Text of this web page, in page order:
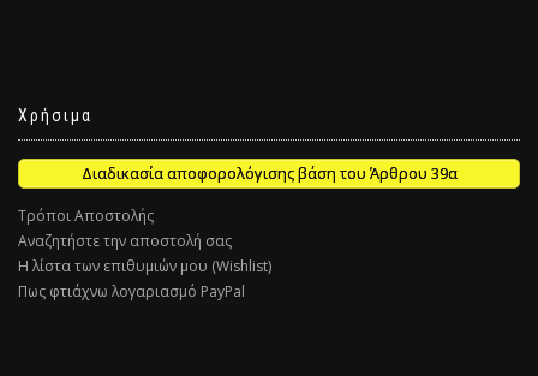
Χρήσιμα
Διαδικασία αποφορολόγισης βάση του Άρθρου 39α
Τρόποι Αποστολής
Αναζητήστε την αποστολή σας
Η λίστα των επιθυμιών μου (Wishlist)
Πως φτιάχνω λογαριασμό PayPal